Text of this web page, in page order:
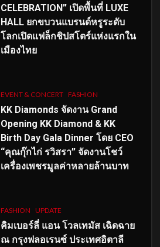
CELEBRATION” เปิดพื้นที่ LUXE
HALL ยกขบวนแบรนด์หรูระดับ
โลกเปิดแฟล็กชิปสโตร์แห่งแรกใน
เมืองไทย
EVENT & CONCERT FASHION
KK Diamonds จัดงาน Grand
Opening KK Diamond & KK
Birth Day Gala Dinner โดย CEO
“คุณกุ๊กไก่ รวิสรา” จัดงานโชว์
เครื่องเพชรมูลค่าหลายล้านบาท
FASHION UPDATE
คิมเบอร์ลี่ แอน โวลเทมัส เฉิดฉาย
ณ กรุงฟลอเรนซ์ ประเทศอิตาลี